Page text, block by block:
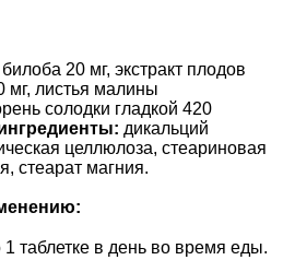
20 мг, экстракт плодов
мг, листья малины
солодки гладкой 420
дикальций
целлюлоза, стеариновая
стеарат магния.
таблетке в день во время еды.